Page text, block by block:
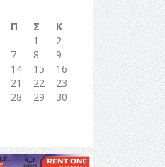
Π Σ
Κ
1
2
7 8
9
14 15
16
21 22
23
28 29
30